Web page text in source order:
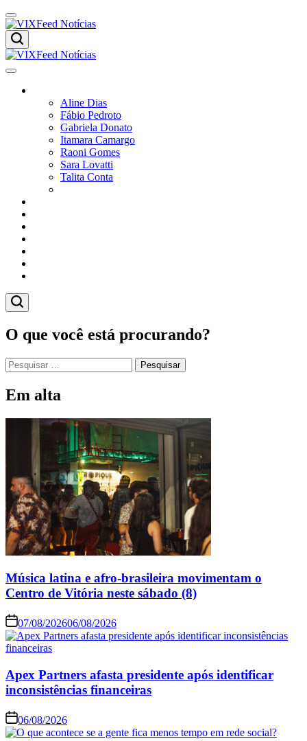
Aline Dias
Fábio Pedroto
Gabriela Donato
Itamara Camargo
Raoni Gomes
Sara Lovatti
Talita Conta
O que você está procurando?
Em alta
Música latina e afro-brasileira movimentam o
Centro de Vitória neste sábado (8)
07/08/202606/08/2026
Apex Partners afasta presidente após identificar
inconsistências financeiras
06/08/2026